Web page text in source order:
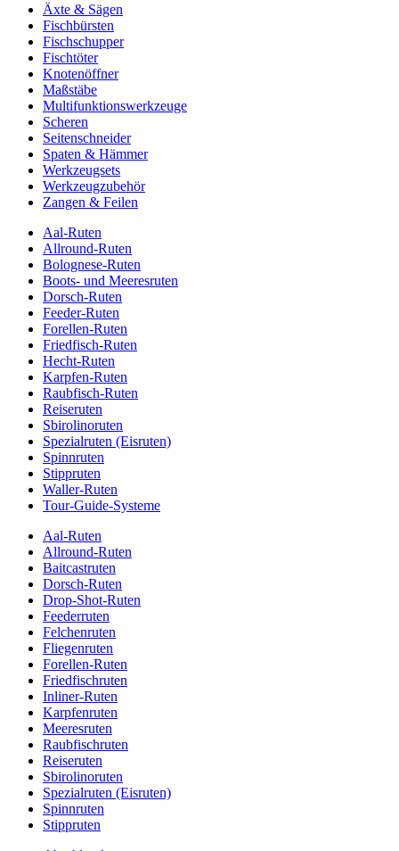
Äxte & Sägen
Fischbürsten
Fischschupper
Fischtöter
Knotenöffner
Maßstäbe
Multifunktionswerkzeuge
Scheren
Seitenschneider
Spaten & Hämmer
Werkzeugsets
Werkzeugzubehör
Zangen & Feilen
Aal-Ruten
Allround-Ruten
Bolognese-Ruten
Boots- und Meeresruten
Dorsch-Ruten
Feeder-Ruten
Forellen-Ruten
Friedfisch-Ruten
Hecht-Ruten
Karpfen-Ruten
Raubfisch-Ruten
Reiseruten
Sbirolinoruten
Spezialruten (Eisruten)
Spinnruten
Stippruten
Waller-Ruten
Tour-Guide-Systeme
Aal-Ruten
Allround-Ruten
Baitcastruten
Dorsch-Ruten
Drop-Shot-Ruten
Feederruten
Felchenruten
Fliegenruten
Forellen-Ruten
Friedfischruten
Inliner-Ruten
Karpfenruten
Meeresruten
Raubfischruten
Reiseruten
Sbirolinoruten
Spezialruten (Eisruten)
Spinnruten
Stippruten